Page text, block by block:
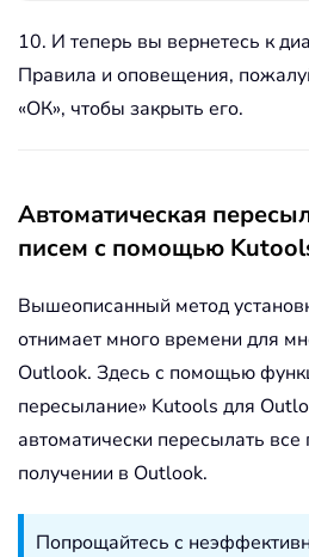
10. И теперь вы вернетесь к
Правила и оповещения,
«ОК», чтобы закрыть его.
Автоматическая
писем с помощью
Вышеописанный метод
отнимает много времени для
Outlook. Здесь с помощью
пересылание» Kutools для
автоматически пересылать
получении в Outlook.
Попрощайтесь с